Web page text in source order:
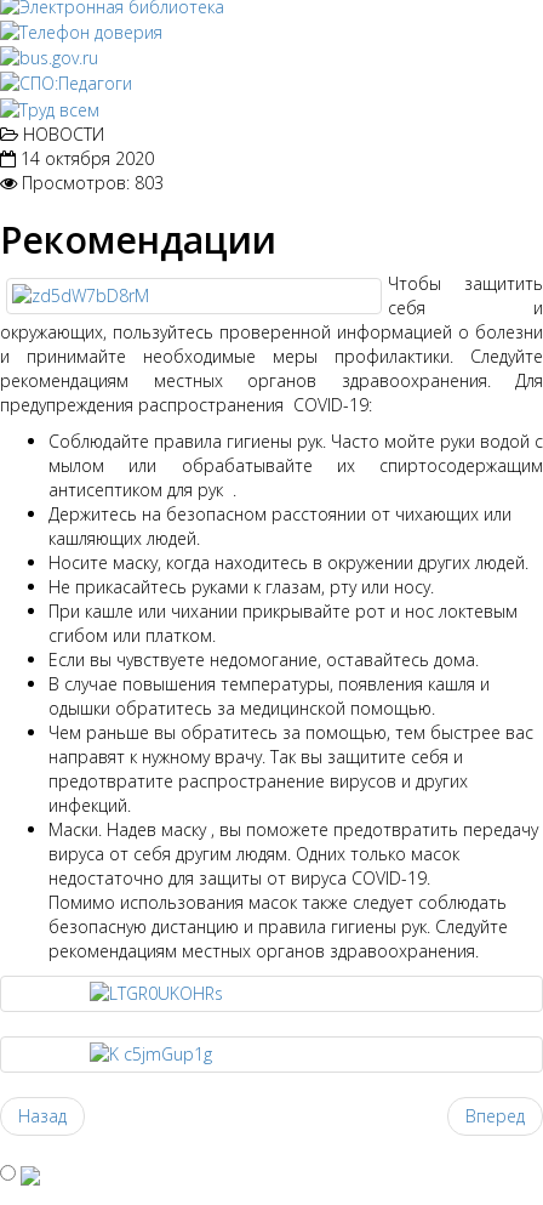
НОВОСТИ
14 октября 2020
Просмотров: 803
Рекомендации
Чтобы защитить
себя и
окружающих, пользуйтесь проверенной информацией о болезни
и принимайте необходимые меры профилактики. Следуйте
рекомендациям местных органов здравоохранения. Для
предупреждения распространения COVID-19:
Соблюдайте правила гигиены рук. Часто мойте руки водой с
мылом или обрабатывайте их спиртосодержащим
антисептиком для рук .
Держитесь на безопасном расстоянии от чихающих или
кашляющих людей.
Носите маску, когда находитесь в окружении других людей.
Не прикасайтесь руками к глазам, рту или носу.
При кашле или чихании прикрывайте рот и нос локтевым
сгибом или платком.
Если вы чувствуете недомогание, оставайтесь дома.
В случае повышения температуры, появления кашля и
одышки обратитесь за медицинской помощью.
Чем раньше вы обратитесь за помощью, тем быстрее вас
направят к нужному врачу. Так вы защитите себя и
предотвратите распространение вирусов и других
инфекций.
Маски. Надев маску , вы поможете предотвратить передачу
вируса от себя другим людям. Одних только масок
недостаточно для защиты от вируса COVID-19.
Помимо использования масок также следует соблюдать
безопасную дистанцию и правила гигиены рук. Следуйте
рекомендациям местных органов здравоохранения.
Назад Вперед